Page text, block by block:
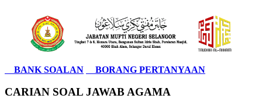
BANK SOALAN BORANG PERTANYAAN
CARIAN SOAL JAWAB AGAMA